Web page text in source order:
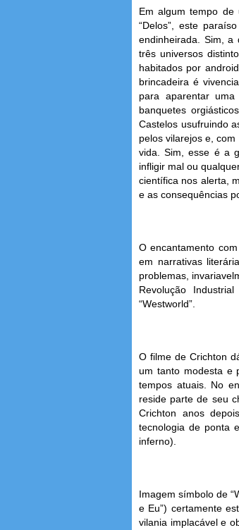
Em algum tempo
“Delos”, este
endinheirada. Sim,
três universos
habitados por
brincadeira é
para aparentar
banquetes
Castelos usufruindo
pelos vilarejos e,
vida. Sim, esse é a
infligir mal ou
científica nos alerta,
e as consequências
O encantamento
em narrativas
problemas,
Revolução
“Westworld”.
O filme de Crichton
um tanto modesta e
tempos atuais. No
reside parte de seu
Crichton anos
tecnologia de ponta
inferno).
Imagem símbolo de
e Eu”) certamente
vilania implacável e